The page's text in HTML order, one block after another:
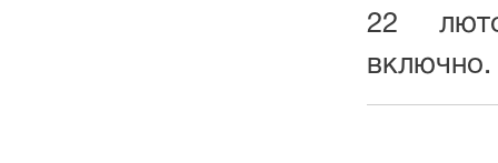
22
включно.